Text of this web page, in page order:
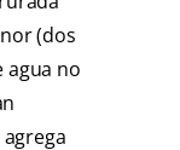
(dos
agua no